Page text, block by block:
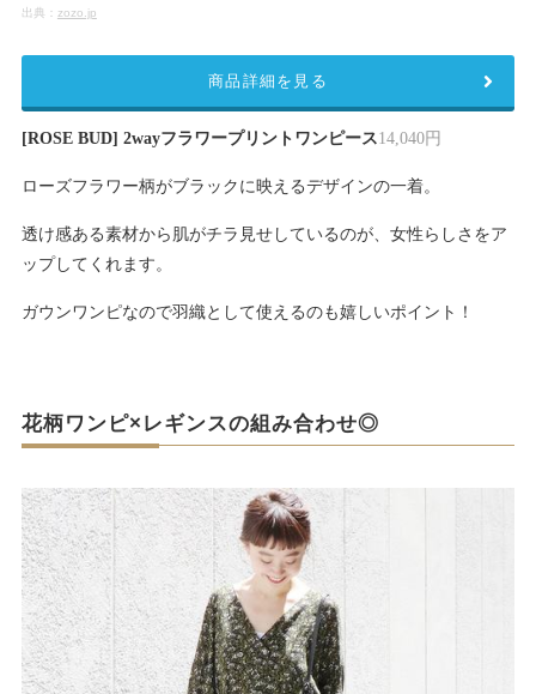
出典： zozo.jp
[ROSE BUD] 2wayフラワープリントワンピース14,040円
ローズフラワー柄がブラックに映えるデザインの一着。
透け感ある素材から肌がチラ見せしているのが、女性らしさをア
ップしてくれます。
ガウンワンピなので羽織として使えるのも嬉しいポイント！
商品詳細を見る
花柄ワンピ×レギンスの組み合わせ◎